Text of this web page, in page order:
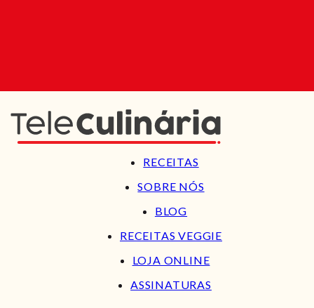
RECEITAS
SOBRE NÓS
BLOG
RECEITAS VEGGIE
LOJA ONLINE
ASSINATURAS